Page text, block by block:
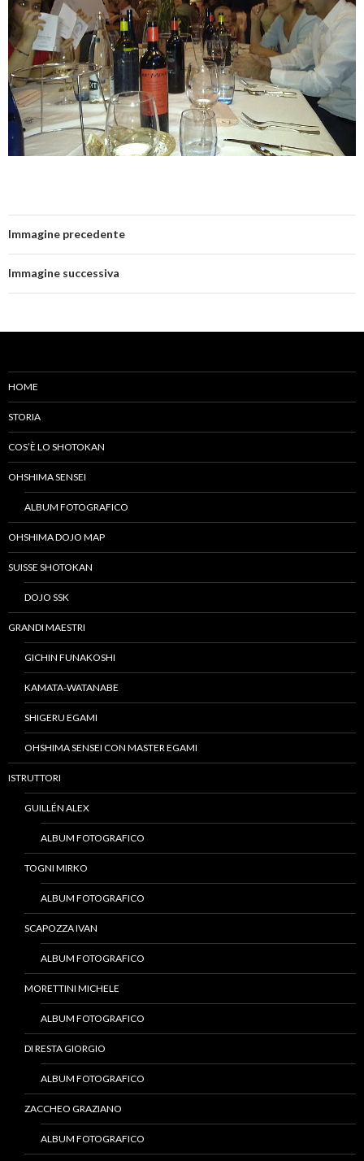
Immagine precedente
Immagine successiva
HOME
STORIA
COS’È LO SHOTOKAN
OHSHIMA SENSEI
ALBUM FOTOGRAFICO
OHSHIMA DOJO MAP
SUISSE SHOTOKAN
DOJO SSK
GRANDI MAESTRI
GICHIN FUNAKOSHI
KAMATA-WATANABE
SHIGERU EGAMI
OHSHIMA SENSEI CON MASTER EGAMI
ISTRUTTORI
GUILLÉN ALEX
ALBUM FOTOGRAFICO
TOGNI MIRKO
ALBUM FOTOGRAFICO
SCAPOZZA IVAN
ALBUM FOTOGRAFICO
MORETTINI MICHELE
ALBUM FOTOGRAFICO
DI RESTA GIORGIO
ALBUM FOTOGRAFICO
ZACCHEO GRAZIANO
ALBUM FOTOGRAFICO